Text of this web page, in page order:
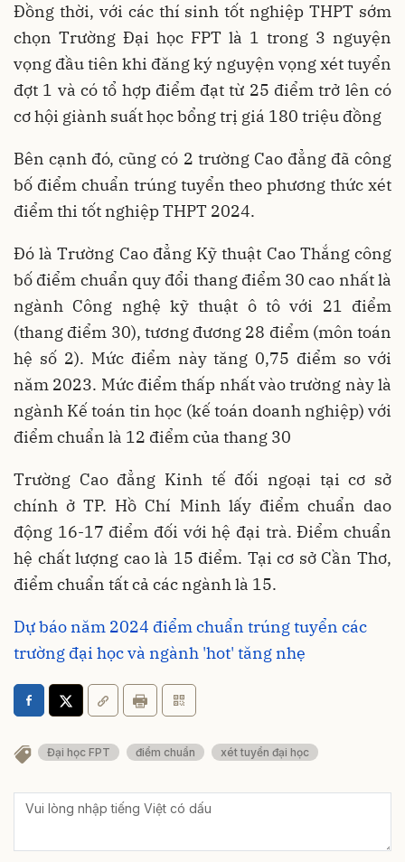
Đồng thời, với các thí sinh tốt nghiệp THPT sớm
chọn Trường Đại học FPT là 1 trong 3 nguyện
vọng đầu tiên khi đăng ký nguyện vọng xét tuyển
đợt 1 và có tổ hợp điểm đạt từ 25 điểm trở lên có
cơ hội giành suất học bổng trị giá 180 triệu đồng
Bên cạnh đó, cũng có 2 trường Cao đẳng đã công
bố điểm chuẩn trúng tuyển theo phương thức xét
điểm thi tốt nghiệp THPT 2024.
Đó là Trường Cao đẳng Kỹ thuật Cao Thắng công
bố điểm chuẩn quy đổi thang điểm 30 cao nhất là
ngành Công nghệ kỹ thuật ô tô với 21 điểm
(thang điểm 30), tương đương 28 điểm (môn toán
hệ số 2). Mức điểm này tăng 0,75 điểm so với
năm 2023. Mức điểm thấp nhất vào trường này là
ngành Kế toán tin học (kế toán doanh nghiệp) với
điểm chuẩn là 12 điểm của thang 30
Trường Cao đẳng Kinh tế đối ngoại tại cơ sở
chính ở TP. Hồ Chí Minh lấy điểm chuẩn dao
động 16-17 điểm đối với hệ đại trà. Điểm chuẩn
hệ chất lượng cao là 15 điểm. Tại cơ sở Cần Thơ,
điểm chuẩn tất cả các ngành là 15.
Dự báo năm 2024 điểm chuẩn trúng tuyển các
trường đại học và ngành 'hot' tăng nhẹ
Đại học FPT điểm chuẩn xét tuyển đại học